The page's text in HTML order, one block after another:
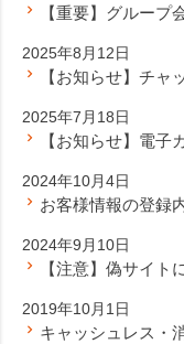
【重要】グルー
2025年8月12日
【お知らせ】チャ
2025年7月18日
【お知らせ】電子
2024年10月4日
お客様情報の登録
2024年9月10日
【注意】偽サイト
2019年10月1日
キャッシュレス・